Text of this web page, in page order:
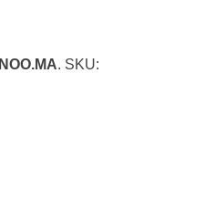
NOO.MA. SKU: